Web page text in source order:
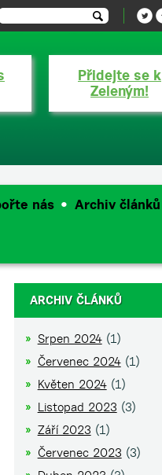
Přidejte se k
Zeleným!
nás Archiv článků
ARCHIV ČLÁNKŮ
Srpen 2024(1)
Červenec 2024(1)
Květen 2024(1)
Listopad 2023 (3)
Září 2023 (1)
Červenec 2023 (3)